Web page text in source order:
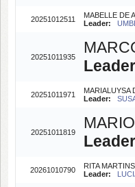
20251012511
MABELLE DE
Leader:
20251011935
20251011971
MARIALUYSA
Leader:
20251011819
20261010790
RITA
Leader: